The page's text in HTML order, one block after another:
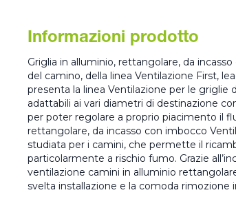
Informazioni prodotto
Griglia in alluminio, rettangolare, da
del camino, della linea Ventilazione First,
presenta la linea Ventilazione per le griglie
adattabili ai vari diametri di destinazione
per poter regolare a proprio piacimento il
rettangolare, da incasso con imbocco
studiata per i camini, che permette il
particolarmente a rischio fumo. Grazie
ventilazione camini in alluminio
svelta installazione e la comoda rimozione